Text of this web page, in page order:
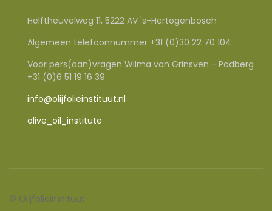
Helftheuvelweg 11, 5222 AV 's-Hertogenbosch
Algemeen telefoonnummer +31 (0)30 22 70 104
Voor pers(aan)vragen Wilma van Grinsven - Padberg
+31 (0)6 51 19 16 39
info@olijfolieinstituut.nl
olive_oil_institute
© Olijfolieinstituut